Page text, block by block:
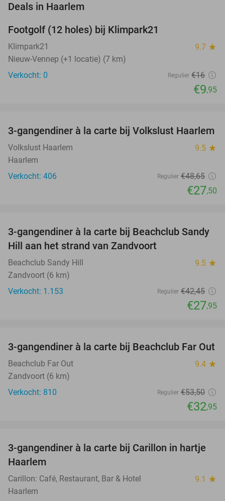
Deals in Haarlem
NEW
TODAY
Footgolf (12 holes) bij Klimpark21
Klimpark21 9.7 star
Nieuw-Vennep (+1 locatie) (7 km)
Verkocht: 0
Regulier €16
€9,95
43%
3-gangendiner à la carte bij Volkslust Haarlem
Volkslust Haarlem 9.5 star
Haarlem
Verkocht: 406
Regulier €48,65
€27,50
34%
3-gangendiner à la carte bij Beachclub Sandy
Hill aan het strand van Zandvoort
Beachclub Sandy Hill 9.5 star
Zandvoort (6 km)
Verkocht: 1.153
Regulier €42,45
€27,95
38%
3-gangendiner à la carte bij Beachclub Far Out
Beachclub Far Out 9.4 star
Zandvoort (6 km)
Verkocht: 810
Regulier €53,50
€32,95
28%
3-gangendiner à la carte bij Carillon in hartje
Haarlem
Carillon: Café, Restaurant, Bar & Hotel 9.1 star
Haarlem